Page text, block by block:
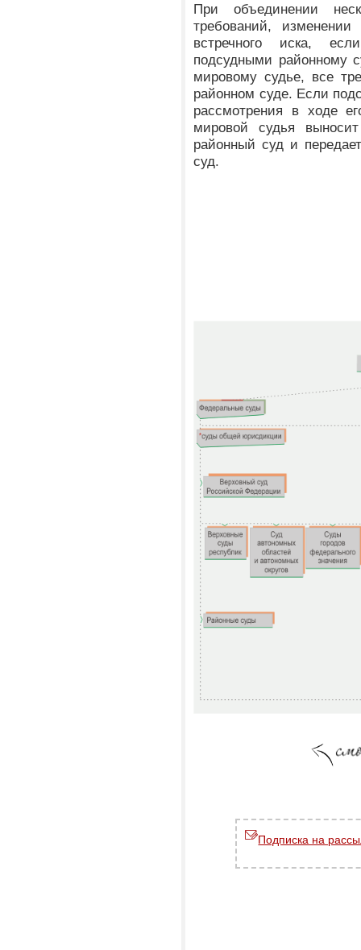
При объединении
требований,
встречного иска,
подсудными районному
мировому судье, все
районном суде. Если
рассмотрения в ходе
мировой судья
районный суд и
суд.
Подписка на